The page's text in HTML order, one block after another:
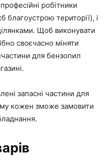
робітники
благоустрою території), і
Щоб виконувати
своєчасно міняти
для бензопил
запасні частини для
кожен зможе замовити